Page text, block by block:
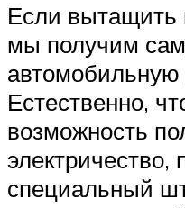
Если вытащить
мы получим
автомобильную
Естественно,
возможность
электричество,
специальный